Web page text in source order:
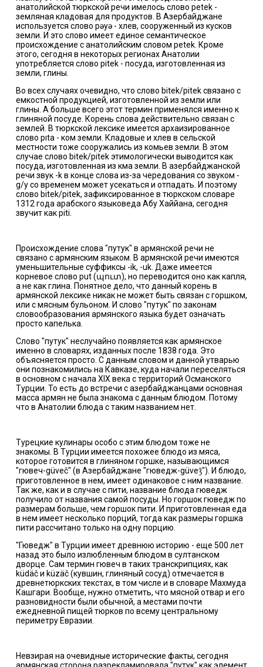
анатолийской тюркской речи имелось слово petek -
земляная кладовая для продуктов. В Азербайджане
используется слово pəyə - хлев, сооруженный из кусков
земли. И это слово имеет единое семантическое
происхождение с анатолийским словом petek. Кроме
этого, сегодня в некоторых регионах Анатолии
употребляется слово pitek - посуда, изготовленная из
земли, глины.
Во всех случаях очевидно, что слово bitek/pitek связано с
емкостной продукцией, изготовленной из земли или
глины. А больше всего этот термин применялся именно к
глиняной посуде. Корень слова действительно связан с
землей. В тюркской лексике имеется архаизированное
слово pıta - ком земли. Кладовые и хлев в сельской
местности тоже сооружались из комьев земли. В этом
случае слово bitek/pitek этимологически выводится как
посуда, изготовленная из кма земли. В азербайджанской
речи звук -k в конце слова из-за чередования со звуком -
g/y со временем может усекаться и отпадать. И поэтому
слово bitek/pitek, зафиксированное в тюркском словаре
1312 года арабского языковеда Абу Хаййана, сегодня
звучит как piti.
Происхождение слова "путук" в армянской речи не
связано с армянским языком. В армянской речи имеются
уменьшительные суффиксы -ik, -uk. Даже имеется
корневое слово put (պուտ), но переводится оно как капля,
а не как глина. Понятное дело, что данный корень в
армянской лексике никак не может быть связан с горшком,
или с мясным бульоном. И слово "путук" по законам
словообразования армянского языка будет означать
просто капелька.
Слово "путук" неслучайно появляется как армянское
именно в словарях, изданных после 1838 года. Это
объясняется просто. С данным словом и данной утварью
они познакомились на Кавказе, куда начали переселяться
в основном с начала XIX века с территорий Османского
Турции. То есть до встречи с азербайджанцами основная
масса армян не была знакома с данным блюдом. Потому
что в Анатолии блюда с таким названием нет.
Турецкие кулинары особо с этим блюдом тоже не
знакомы. В Турции имеется похожее блюдо из мяса,
которое готовится в глиняном горшке, называющимся
"гювеч-güveč" (в Азербайджане "гюведж-güveǯ"). И блюдо,
приготовленное в нем, имеет одинаковое с ним название.
Так же, как и в случае с пити, название блюда гюведж
получило от названия самой посуды. Но горшок гюведж по
размерам больше, чем горшок пити. И приготовленная еда
в нем имеет несколько порций, тогда как размеры горшка
пити рассчитано только на одну порцию.
"Гюведж" в Турции имеет древнюю историю - еще 500 лет
назад это было излюбленным блюдом в султанском
дворце. Сам термин гювеч в таких транскрипциях, как
küdäč и küzäč (кувшин, глиняный сосуд) отмечается в
древнетюркских текстах, в том числе и в словаре Махмуда
Кашгари. Вообще, нужно отметить, что мясной отвар и его
разновидности были обычной, а местами почти
ежедневной пищей тюрков по всему центральному
периметру Евразии.
Невзирая на очевидные исторические факты, сегодня